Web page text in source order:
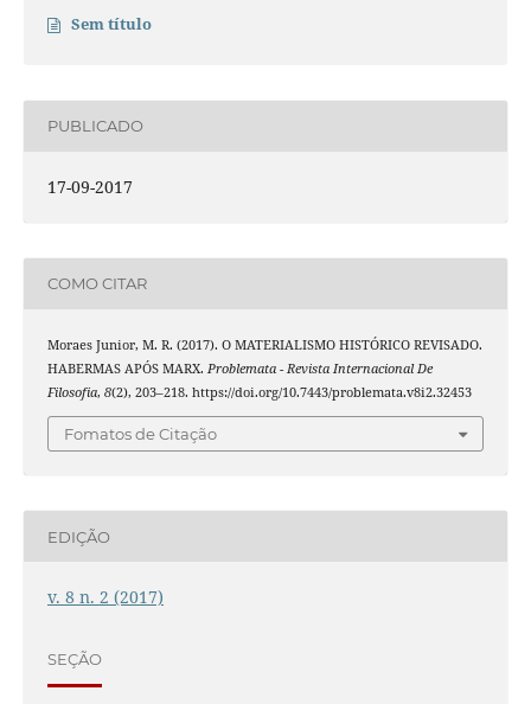
Sem título
PUBLICADO
17-09-2017
COMO CITAR
Moraes Junior, M. R. (2017). O MATERIALISMO HISTÓRICO REVISADO.
HABERMAS APÓS MARX. Problemata - Revista Internacional De
Filosofia, 8(2), 203–218. https://doi.org/10.7443/problemata.v8i2.32453
Fomatos de Citação
EDIÇÃO
v. 8 n. 2 (2017)
SEÇÃO